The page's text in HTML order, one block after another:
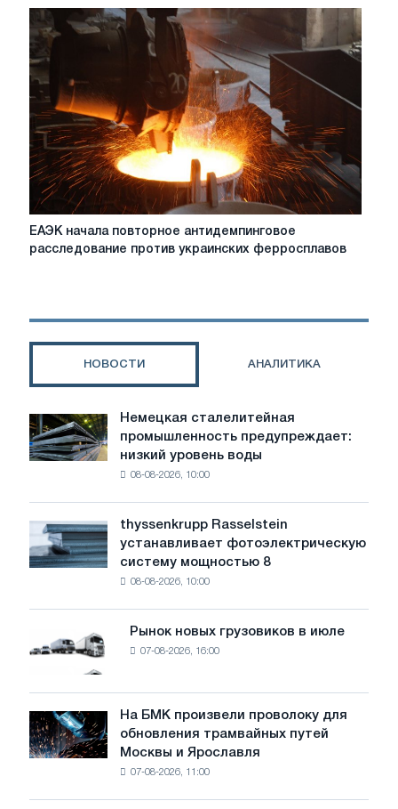
хотят
покупать
колеса
украинского
«Интерпайпа»
ЕАЭК
против
ЕАЭК начала повторное антидемпинговое
расследование против украинских ферросплавов
НОВОСТИ АНАЛИТИКА
Немецкая
сталелитейная
промышленность
предупреждает:
воды
угрожает
безопасности
Немецкая сталелитейная
промышленность предупреждает:
низкий уровень воды
08-08-2026, 10:00
thyssenkrupp
Rasselstein
устанавливает
фотоэлектрическую
достижения
целей
обезуглероживания
thyssenkrupp Rasselstein
устанавливает фотоэлектрическую
систему мощностью 8
08-08-2026, 10:00
Рынок
новых
грузовиков
в
июле
Рынок новых грузовиков в июле
07-08-2026, 16:00
На
БМК
произвели
На БМК произвели проволоку для
обновления трамвайных путей
Москвы и Ярославля
07-08-2026, 11:00